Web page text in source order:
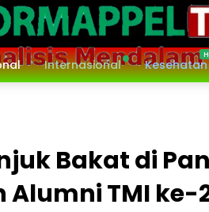
Internasional Kesehatan
Bakat di
TMI ke-